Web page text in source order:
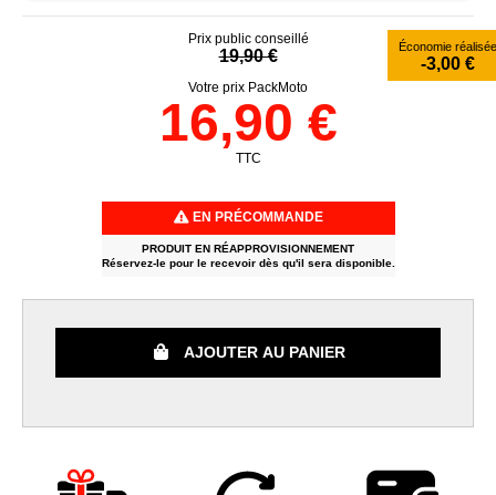
Prix public conseillé
19,90 € Économie réalisée
-3,00 €
Votre prix PackMoto
16,90 €
TTC
EN PRÉCOMMANDE
PRODUIT EN RÉAPPROVISIONNEMENT
Réservez-le pour le recevoir dès qu'il sera disponible.
AJOUTER AU PANIER